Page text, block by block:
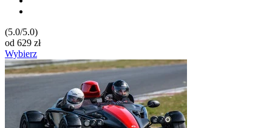
(5.0/5.0)
od 629 zł
Wybierz